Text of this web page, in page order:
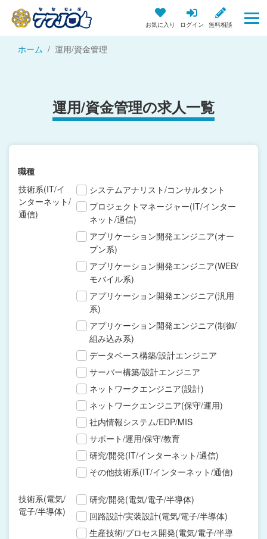
お気に入り ログイン 無料相談
ホーム 運用/資金管理
運用/資金管理の求人一覧
職種
技術系(IT/イ
ンターネット/
通信)
システムアナリスト/コンサルタント
プロジェクトマネージャー(IT/インター
ネット/通信)
アプリケーション開発エンジニア(オー
プン系)
アプリケーション開発エンジニア(WEB/
モバイル系)
アプリケーション開発エンジニア(汎用
系)
アプリケーション開発エンジニア(制御/
組み込み系)
データベース構築/設計エンジニア
サーバー構築/設計エンジニア
ネットワークエンジニア(設計)
ネットワークエンジニア(保守/運用)
社内情報システム/EDP/MIS
サポート/運用/保守/教育
研究/開発(IT/インターネット/通信)
その他技術系(IT/インターネット/通信)
技術系(電気/
電子/半導体)
研究/開発(電気/電子/半導体)
回路設計/実装設計(電気/電子/半導体)
生産技術/プロセス開発(電気/電子/半導